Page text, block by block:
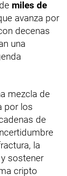
miles de
avanza por
decenas
una
mezcla de
por los
de
la
sostener
cripto